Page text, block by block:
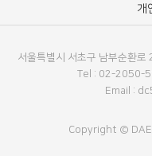
개
서울특별시 서초구 남부순환
Tel : 02-2050-
Email :
Copyright ©